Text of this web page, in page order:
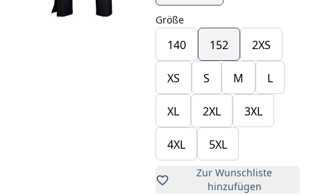
Größe
140 152 2XS
XS S M L
XL 2XL 3XL
4XL 5XL
Zur Wunschliste
hinzufügen